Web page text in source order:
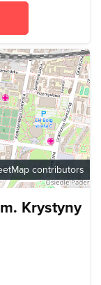
contributors
Krystyny